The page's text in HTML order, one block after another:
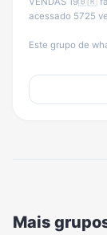
acessado 5725
Este grupo de
Mais